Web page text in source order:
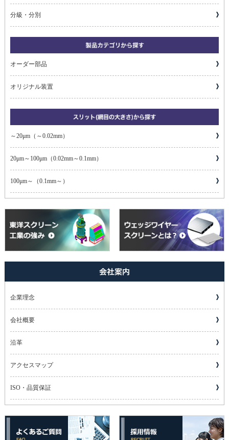
分級・分別
オーダー部品
オリジナル装置
～20μm（～0.02mm）
20μm～100μm（0.02mm～0.1mm）
100μm～（0.1mm～）
企業理念
会社概要
沿革
アクセスマップ
ISO・品質保証